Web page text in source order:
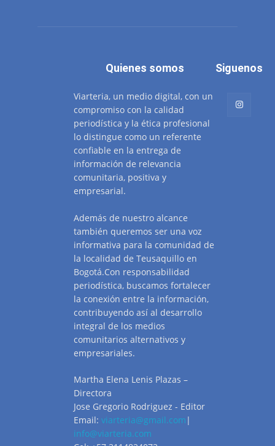
Quienes somos
Viarteria, un medio digital, con un
compromiso con la calidad
periodística y la ética profesional
lo distingue como un referente
confiable en la entrega de
información de relevancia
comunitaria, positiva y
empresarial.
Además de nuestro alcance
también queremos ser una voz
informativa para la comunidad de
la localidad de Teusaquillo en
Bogotá.Con responsabilidad
periodística, buscamos fortalecer
la conexión entre la información,
contribuyendo así al desarrollo
integral de los medios
comunitarios alternativos y
empresariales.
Martha Elena Lenis Plazas –
Directora
Jose Gregorio Rodriguez - Editor
Email: viarteria@gmail.com |
info@viarteria.com
Siguenos